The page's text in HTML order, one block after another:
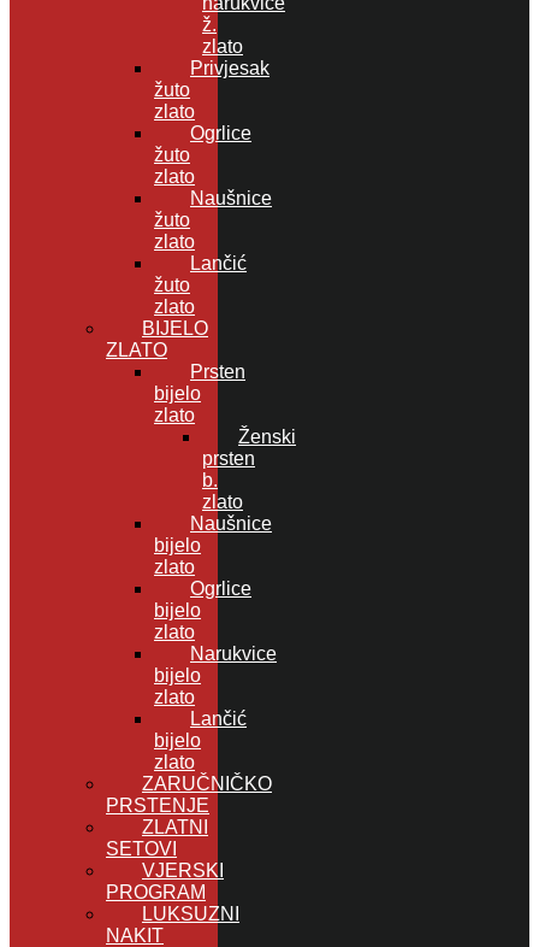
ž.
zlato
Privjesak
žuto
zlato
Ogrlice
žuto
zlato
Naušnice
žuto
zlato
Lančić
žuto
zlato
BIJELO
ZLATO
Prsten
bijelo
zlato
Ženski
prsten
b.
zlato
Naušnice
bijelo
zlato
Ogrlice
bijelo
zlato
Narukvice
bijelo
zlato
Lančić
bijelo
zlato
ZARUČNIČKO
PRSTENJE
ZLATNI
SETOVI
VJERSKI
PROGRAM
LUKSUZNI
NAKIT